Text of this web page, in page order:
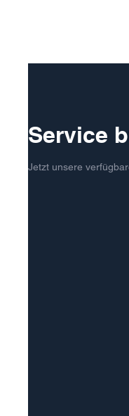
Service
Jetzt unsere